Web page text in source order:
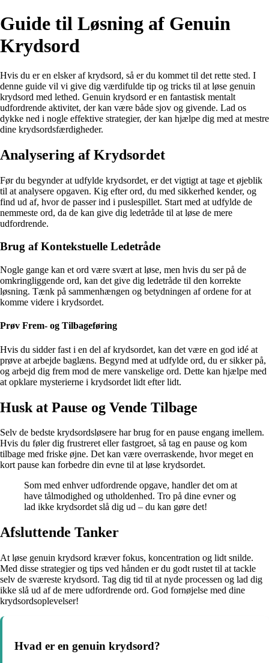
Guide til Løsning af Genuin
Krydsord
Hvis du er en elsker af krydsord, så er du kommet til det rette sted. I
denne guide vil vi give dig værdifulde tip og tricks til at løse genuin
krydsord med lethed. Genuin krydsord er en fantastisk mentalt
udfordrende aktivitet, der kan være både sjov og givende. Lad os
dykke ned i nogle effektive strategier, der kan hjælpe dig med at mestre
dine krydsordsfærdigheder.
Analysering af Krydsordet
Før du begynder at udfylde krydsordet, er det vigtigt at tage et øjeblik
til at analysere opgaven. Kig efter ord, du med sikkerhed kender, og
find ud af, hvor de passer ind i puslespillet. Start med at udfylde de
nemmeste ord, da de kan give dig ledetråde til at løse de mere
udfordrende.
Brug af Kontekstuelle Ledetråde
Nogle gange kan et ord være svært at løse, men hvis du ser på de
omkringliggende ord, kan det give dig ledetråde til den korrekte
løsning. Tænk på sammenhængen og betydningen af ordene for at
komme videre i krydsordet.
Prøv Frem- og Tilbageføring
Hvis du sidder fast i en del af krydsordet, kan det være en god idé at
prøve at arbejde baglæns. Begynd med at udfylde ord, du er sikker på,
og arbejd dig frem mod de mere vanskelige ord. Dette kan hjælpe med
at opklare mysterierne i krydsordet lidt efter lidt.
Husk at Pause og Vende Tilbage
Selv de bedste krydsordsløsere har brug for en pause engang imellem.
Hvis du føler dig frustreret eller fastgroet, så tag en pause og kom
tilbage med friske øjne. Det kan være overraskende, hvor meget en
kort pause kan forbedre din evne til at løse krydsordet.
Som med enhver udfordrende opgave, handler det om at
have tålmodighed og utholdenhed. Tro på dine evner og
lad ikke krydsordet slå dig ud – du kan gøre det!
Afsluttende Tanker
At løse genuin krydsord kræver fokus, koncentration og lidt snilde.
Med disse strategier og tips ved hånden er du godt rustet til at tackle
selv de sværeste krydsord. Tag dig tid til at nyde processen og lad dig
ikke slå ud af de mere udfordrende ord. God fornøjelse med dine
krydsordsoplevelser!
Hvad er en genuin krydsord?